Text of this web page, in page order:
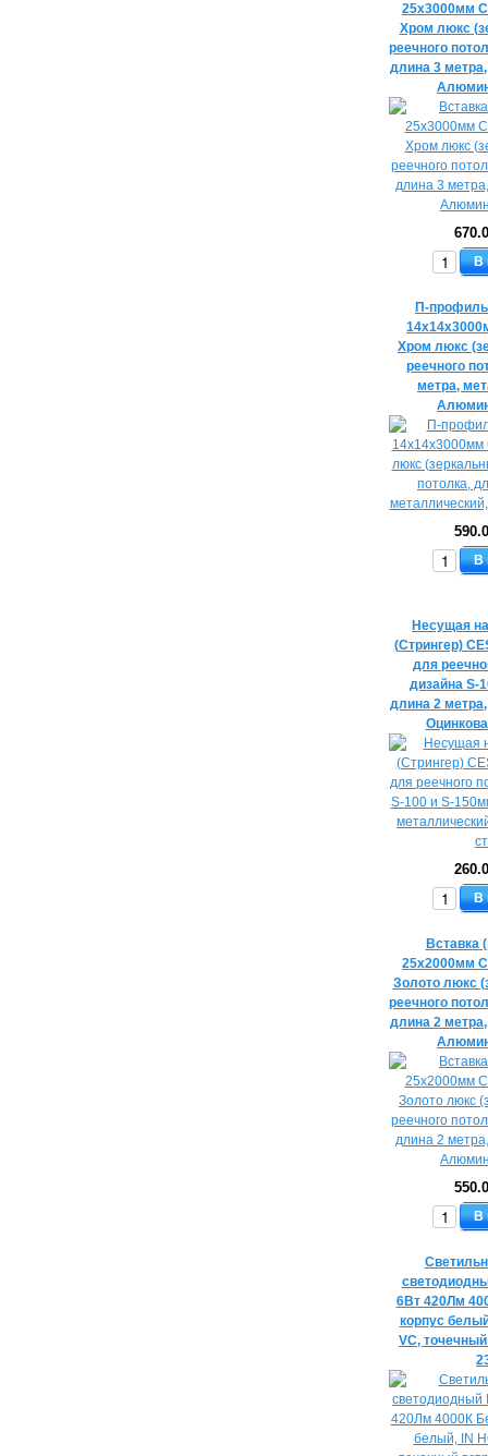
25х3000мм
Хром люкс
реечного
длина 3
В
П-
Хром люкс
реечного
метра,
В
Несущая
(Стрингер)
для
дизайна S-
длина 2
В
Вставка
25х2000мм
Золото люкс
реечного
длина 2
В
6Вт 420Лм
корпус
VC,